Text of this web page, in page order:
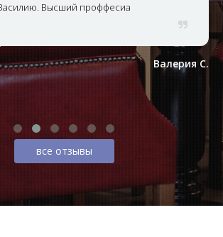
Высший проффесиа
Валерия С.
все отзывы